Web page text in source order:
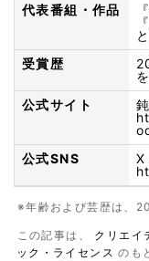
代表番組・作品
受賞歴
公式サイト
公式SNS
X
※年齢および芸歴は、
この記事は、 クリエイ
ック・ライセンスのも